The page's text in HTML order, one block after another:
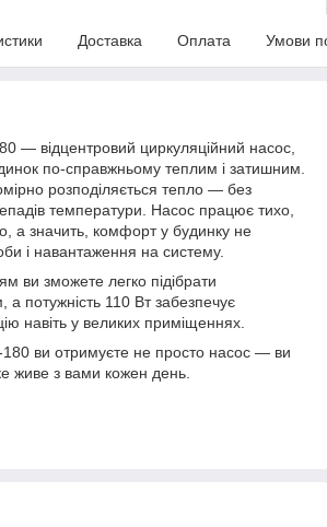
Доставка Оплата Умови
— відцентровий циркуляційний насос,
по-справжньому теплим і затишним.
розподіляється тепло — без
температури. Насос працює тихо,
а значить, комфорт у будинку не
і навантаження на систему.
ви зможете легко підібрати
потужність 110 Вт забезпечує
навіть у великих приміщеннях.
ви отримуєте не просто насос — ви
живе з вами кожен день.